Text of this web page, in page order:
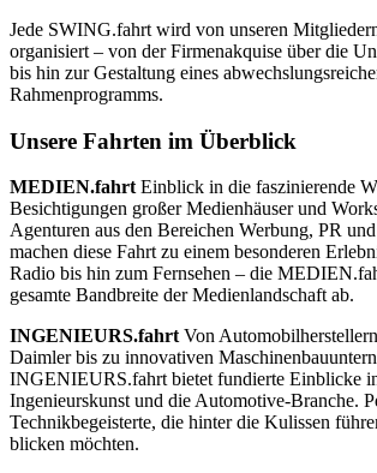
Jede SWING.fahrt wird von unseren
organisiert – von der Firmenakquise über die
bis hin zur Gestaltung eines
Rahmenprogramms.
Unsere Fahrten im Überblick
MEDIEN.fahrt Einblick in die faszinierende
Besichtigungen großer Medienhäuser und
Agenturen aus den Bereichen Werbung, PR
machen diese Fahrt zu einem besonderen
Radio bis hin zum Fernsehen – die
gesamte Bandbreite der Medienlandschaft ab.
INGENIEURS.fahrt Von
Daimler bis zu innovativen
INGENIEURS.fahrt bietet fundierte Einblicke
Ingenieurskunst und die Automotive-Branche.
Technikbegeisterte, die hinter die Kulissen
blicken möchten.